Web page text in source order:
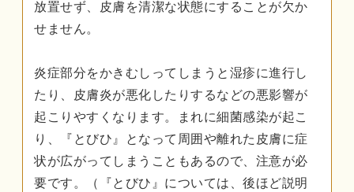
放置せず、皮膚を清潔な状態にすることが欠か
せません。
炎症部分をかきむしってしまうと湿疹に進行し
たり、皮膚炎が悪化したりするなどの悪影響が
起こりやすくなります。まれに細菌感染が起こ
り、『とびひ』となって周囲や離れた皮膚に症
状が広がってしまうこともあるので、注意が必
要です。（『とびひ』については、後ほど説明